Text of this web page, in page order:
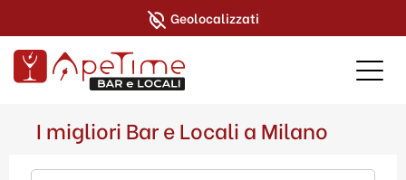
Geolocalizzati
I migliori Bar e Locali a Milano